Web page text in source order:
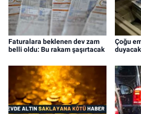
Faturalara beklenen dev zam
belli oldu: Bu rakam şaşırtacak
Çoğu